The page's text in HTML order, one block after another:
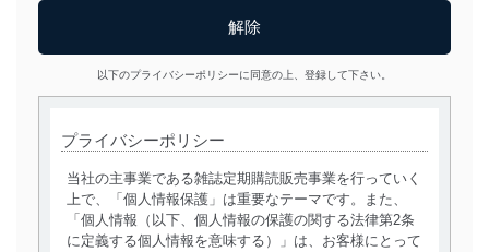
以下のプライバシーポリシーに同意の上、登録して下さい。
プライバシーポリシー
当社の主事業である雑誌定期購読販売事業を行っていく
上で、「個人情報保護」は重要なテーマです。また、
「個人情報（以下、個人情報の保護の関する法律第2条
に定義する個人情報を意味する）」は、お客様にとって